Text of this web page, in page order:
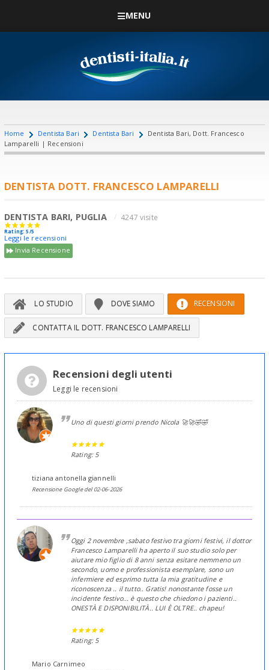
MENU
Home Dentista Bari Dentista Bari
Dentista Bari, Dott. Francesco
Lamparelli | Recensioni
DENTISTA DOTT. FRANCESCO LAMPARELLI
DENTISTA BARI, PUGLIA 4247 visite
Rating: 5/5
Leggi le recensioni
Invia Recensione
LO STUDIO DOVE SIAMO RECENSIONI
CONTATTA IL DOTT. FRANCESCO LAMPARELLI
Recensioni degli utenti
Leggi le recensioni
Uno di questi giorni prendo Nicola 🚀🚀🤣🤣
Rating: 5
tiziana antonella giannelli
Recensione Google del 02-06-2026
Oggi 2 novembre ,sabato festivo tra giorni festivi, il dottor
Francesco Lamparelli ha aperto il suo studio solo per
aiutare mio figlio di 8 anni senza esitare nemmeno un
secondo, uomo e professionista esemplare, sono un
infermiere ed esprimo tutta la mia gratitudine e
riconoscenza .. il tutto.. Gratis! nonostante fosse un
incidente festivo... è questo che chiedono i pazienti..
ONESTÀ E DISPONIBILITÀ.. LUI È OLTRE.. chapeu!
Rating: 5
Mario Carnimeo